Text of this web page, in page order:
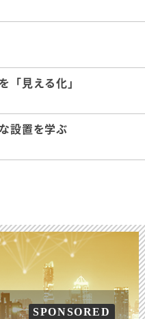
見える化」
設置を学ぶ
SPONSORED